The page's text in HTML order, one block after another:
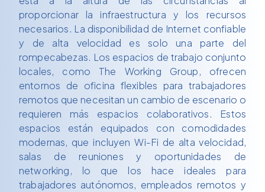
proporcionar la infraestructura y los recursos
necesarios. La disponibilidad de Internet confiable
y de alta velocidad es solo una parte del
rompecabezas. Los espacios de trabajo conjunto
locales, como The Working Group, ofrecen
entornos de oficina flexibles para trabajadores
remotos que necesitan un cambio de escenario o
requieren más espacios colaborativos. Estos
espacios están equipados con comodidades
modernas, que incluyen Wi-Fi de alta velocidad,
salas de reuniones y oportunidades de
networking, lo que los hace ideales para
trabajadores autónomos, empleados remotos y